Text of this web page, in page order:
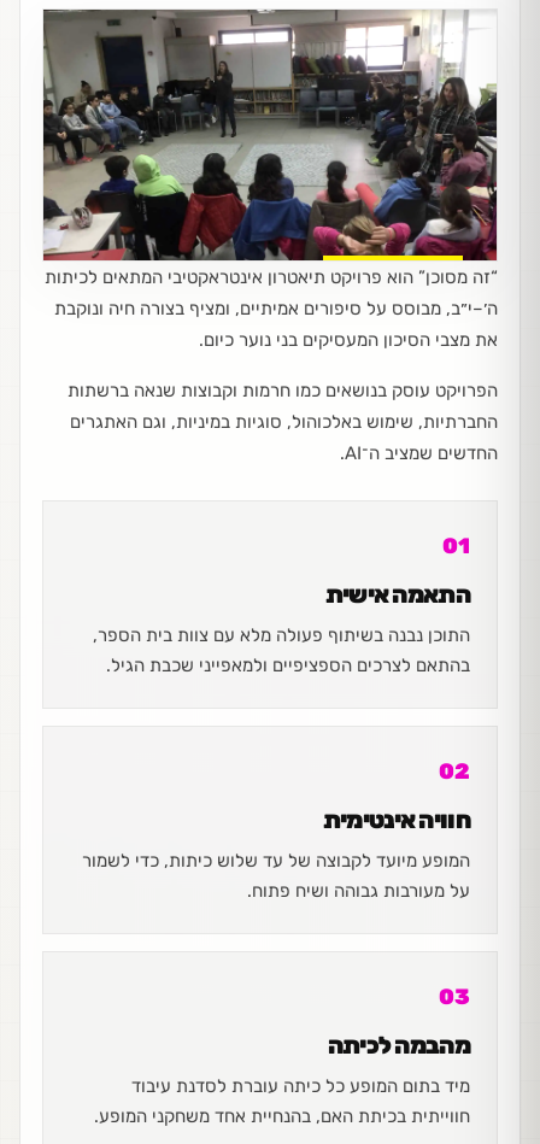
“זה מסוכן” הוא פרויקט תיאטרון אינטראקטיבי המתאים לכיתות
ה׳–י״ב, מבוסס על סיפורים אמיתיים, ומציף בצורה חיה ונוקבת
את מצבי הסיכון המעסיקים בני נוער כיום.
הפרויקט עוסק בנושאים כמו חרמות וקבוצות שנאה ברשתות
החברתיות, שימוש באלכוהול, סוגיות במיניות, וגם האתגרים
החדשים שמציב ה־AI.
01
התאמה אישית
התוכן נבנה בשיתוף פעולה מלא עם צוות בית הספר,
בהתאם לצרכים הספציפיים ולמאפייני שכבת הגיל.
02
חוויה אינטימית
המופע מיועד לקבוצה של עד שלוש כיתות, כדי לשמור
על מעורבות גבוהה ושיח פתוח.
03
מהבמה לכיתה
מיד בתום המופע כל כיתה עוברת לסדנת עיבוד
חווייתית בכיתת האם, בהנחיית אחד משחקני המופע.